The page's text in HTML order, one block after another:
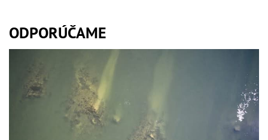
ODPORÚČAME